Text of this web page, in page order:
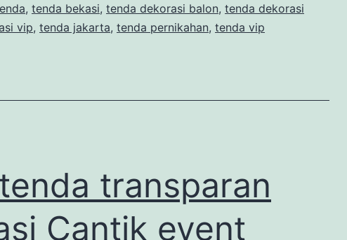
, tenda bekasi, tenda dekorasi balon, tenda dekorasi
vip, tenda jakarta, tenda pernikahan, tenda vip
transparan
Cantik event